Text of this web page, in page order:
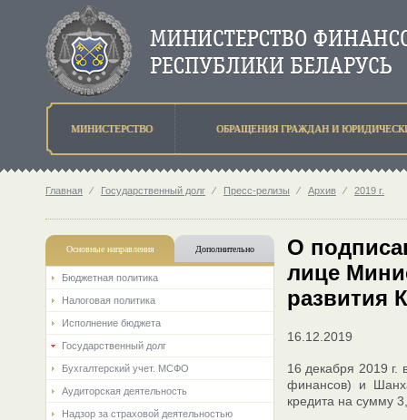
МИНИСТЕРСТВО ОБРАЩЕНИЯ ГРАЖДАН И
Главная ⁄ Государственный долг ⁄ Пресс-релизы ⁄ Архив ⁄ 2019 г.
Основные направления Дополнительно
Бюджетная политика
Налоговая политика
Исполнение бюджета
Государственный долг
Бухгалтерский учет. МСФО
Аудиторская деятельность
Надзор за страховой деятельностью
О
лице
развития
16.12.2019
16 декабря 2019 г.
финансов) и
кредита на сумму